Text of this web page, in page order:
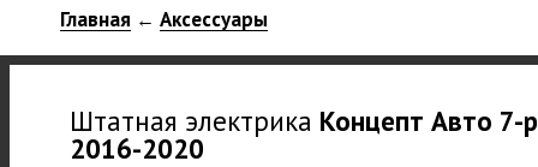
Главная ← Аксессуары
Штатная электрика Концепт Авто 7-
2016-2020